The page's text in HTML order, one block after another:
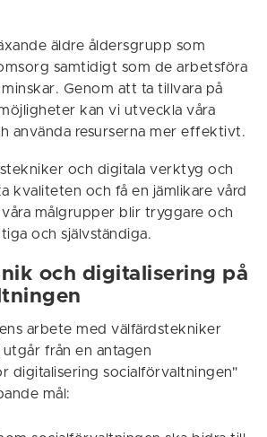
äldre åldersgrupp som
samtidigt som de arbetsföra
Genom att ta tillvara på
kan vi utveckla våra
använda resurserna mer effektivt.
och digitala verktyg och
kvaliteten och få en jämlikare vård
målgrupper blir tryggare och
och självständiga.
och digitalisering på
arbete med välfärdstekniker
från en antagen
digitalisering socialförvaltningen"
mål: